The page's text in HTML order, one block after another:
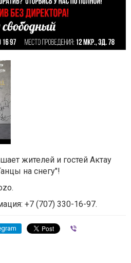
жителей и гостей Актау
на снегу"!
+7 (707) 330-16-97.